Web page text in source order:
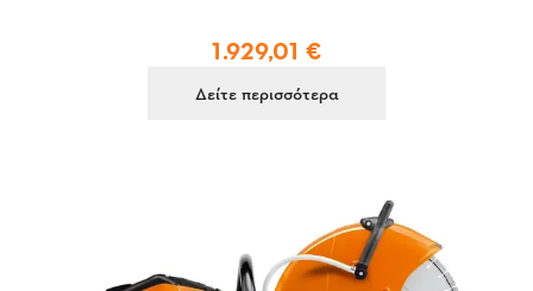
1.929,01 €
Δείτε περισσότερα